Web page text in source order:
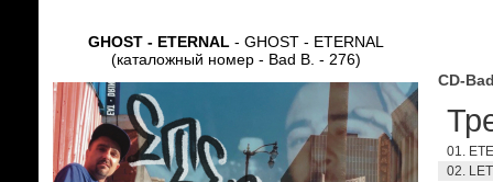
GHOST - ETERNAL - GHOST - ETERNAL
(каталожный номер - Bad B. - 276)
CD-
01.
02.